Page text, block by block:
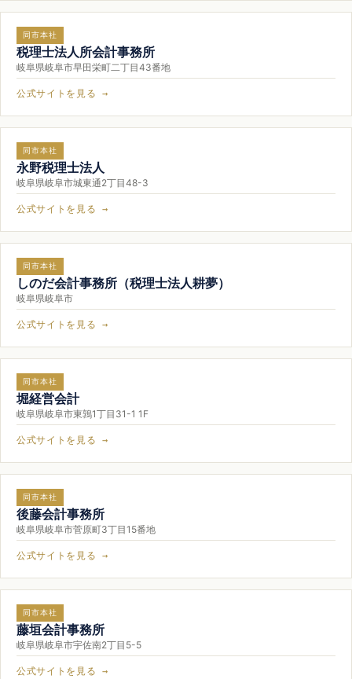
同市本社
税理士法人所会計事務所
岐阜県岐阜市早田栄町二丁目43番地
公式サイトを見る →
同市本社
永野税理士法人
岐阜県岐阜市城東通2丁目48-3
公式サイトを見る →
同市本社
しのだ会計事務所（税理士法人耕夢）
岐阜県岐阜市
公式サイトを見る →
同市本社
堀経営会計
岐阜県岐阜市東鶉1丁目31-1 1F
公式サイトを見る →
同市本社
後藤会計事務所
岐阜県岐阜市菅原町3丁目15番地
公式サイトを見る →
同市本社
藤垣会計事務所
岐阜県岐阜市宇佐南2丁目5-5
公式サイトを見る →